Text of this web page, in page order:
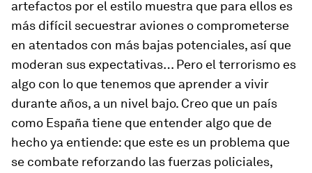
artefactos por el estilo muestra que para ellos es
más difícil secuestrar aviones o comprometerse
en atentados con más bajas potenciales, así que
moderan sus expectativas… Pero el terrorismo es
algo con lo que tenemos que aprender a vivir
durante años, a un nivel bajo. Creo que un país
como España tiene que entender algo que de
hecho ya entiende: que este es un problema que
se combate reforzando las fuerzas policiales,